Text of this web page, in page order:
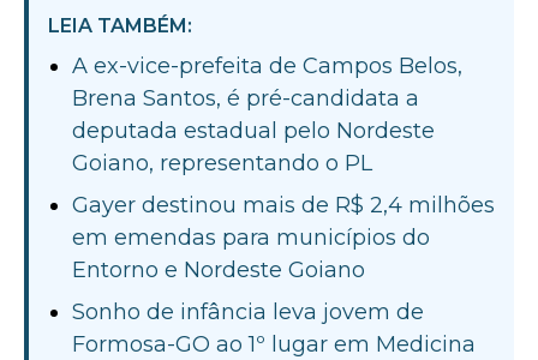
LEIA TAMBÉM:
A ex-vice-prefeita de Campos Belos,
Brena Santos, é pré-candidata a
deputada estadual pelo Nordeste
Goiano, representando o PL
Gayer destinou mais de R$ 2,4 milhões
em emendas para municípios do
Entorno e Nordeste Goiano
Sonho de infância leva jovem de
Formosa-GO ao 1º lugar em Medicina